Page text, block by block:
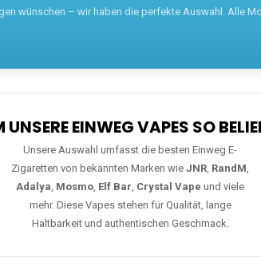
wünschen – wir haben die perfekte Auswahl. Alle
EINWEG VAPES SO
Unsere Auswahl umfasst die besten Einweg E-
Zigaretten von bekannten Marken wie JNR, RandM,
Adalya, Mosmo, Elf Bar, Crystal Vape und viele
mehr. Diese Vapes stehen für Qualität, lange
Haltbarkeit und authentischen Geschmack.